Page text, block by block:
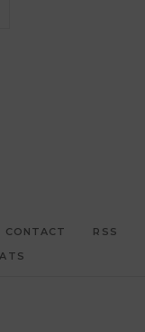
CONTACT RSS